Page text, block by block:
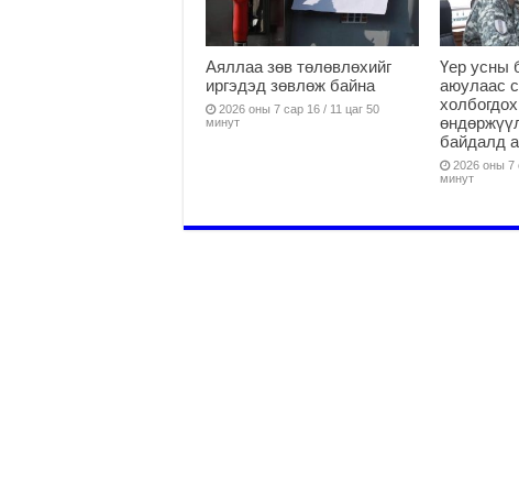
Аяллаа зөв төлөвлөхийг
иргэдэд зөвлөж байна
2026 оны 7 сар 16 / 11 цаг 50
минут
Үер усны
аюулаас
байдалд
2026 оны 7
минут